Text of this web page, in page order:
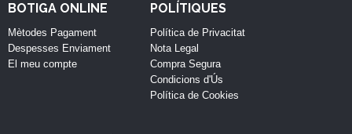
BOTIGA ONLINE
Mètodes Pagament
Despesses Enviament
El meu compte
POLÍTIQUES
Política de Privacitat
Nota Legal
Compra Segura
Condicions d'Ús
Política de Cookies